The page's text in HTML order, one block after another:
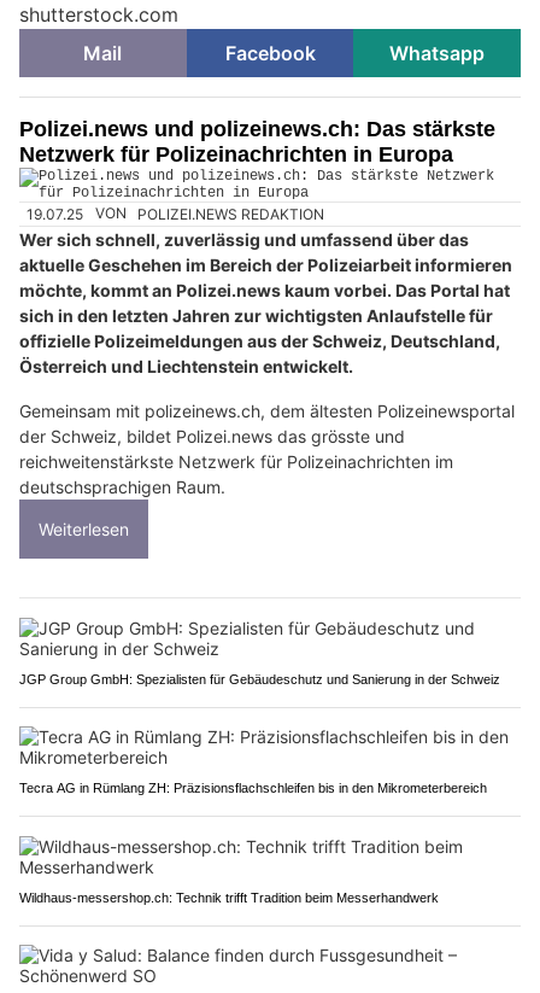
shutterstock.com
Mail
Facebook Whatsapp
Polizei.news und polizeinews.ch: Das stärkste
Netzwerk für Polizeinachrichten in Europa
19.07.25 VON POLIZEI.NEWS REDAKTION
Wer sich schnell, zuverlässig und umfassend über das
aktuelle Geschehen im Bereich der Polizeiarbeit informieren
möchte, kommt an Polizei.news kaum vorbei. Das Portal hat
sich in den letzten Jahren zur wichtigsten Anlaufstelle für
offizielle Polizeimeldungen aus der Schweiz, Deutschland,
Österreich und Liechtenstein entwickelt.
Gemeinsam mit polizeinews.ch, dem ältesten Polizeinewsportal
der Schweiz, bildet Polizei.news das grösste und
reichweitenstärkste Netzwerk für Polizeinachrichten im
deutschsprachigen Raum.
Weiterlesen
JGP Group GmbH: Spezialisten für Gebäudeschutz und Sanierung in der Schweiz
Tecra AG in Rümlang ZH: Präzisionsflachschleifen bis in den Mikrometerbereich
Wildhaus-messershop.ch: Technik trifft Tradition beim Messerhandwerk